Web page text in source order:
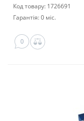
Код товару: 1726691
Гарантія: 0 міс.
0